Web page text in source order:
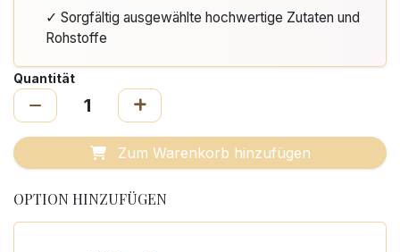
✓ Sorgfältig ausgewählte hochwertige Zutaten und
Rohstoffe
Quantität
Zum Warenkorb hinzufügen
OPTION HINZUFÜGEN